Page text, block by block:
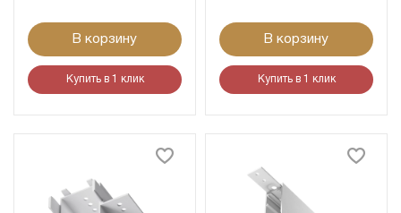
В корзину
Купить в 1 клик
В корзину
Купить в 1 клик